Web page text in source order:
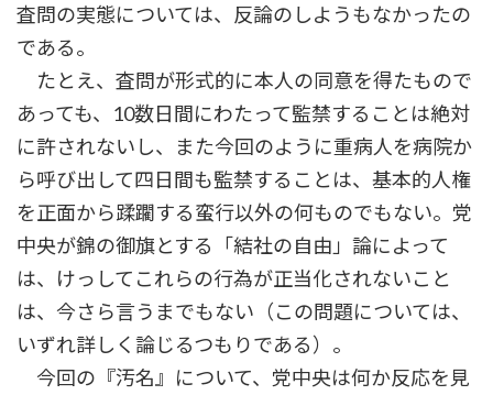
査問の実態については、反論のしようもなかったの
である。
たとえ、査問が形式的に本人の同意を得たもので
あっても、10数日間にわたって監禁することは絶対
に許されないし、また今回のように重病人を病院か
ら呼び出して四日間も監禁することは、基本的人権
を正面から蹂躙する蛮行以外の何ものでもない。党
中央が錦の御旗とする「結社の自由」論によって
は、けっしてこれらの行為が正当化されないこと
は、今さら言うまでもない（この問題については、
いずれ詳しく論じるつもりである）。
今回の『汚名』について、党中央は何か反応を見